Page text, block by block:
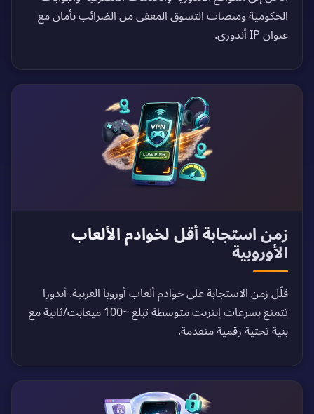
الحكومية ومنصات التسوق المعفى من الضرائب بأمان مع
عنوان IP أندوري.
زمن استجابة أقل لخوادم الألعاب
الأوروبية
قلّل زمن الاستجابة على خوادم ألعاب أوروبا الغربية. أندورا
تتمتع بسرعات إنترنت متوسطة تبلغ ~100 ميغابت/ثانية مع
بنية تحتية رقمية متقدمة.